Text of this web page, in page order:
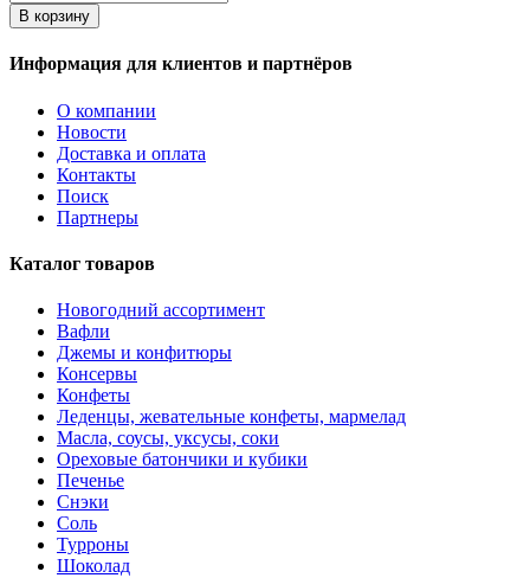
В корзину
Информация для клиентов и партнёров
О компании
Новости
Доставка и оплата
Контакты
Поиск
Партнеры
Каталог товаров
Новогодний ассортимент
Вафли
Джемы и конфитюры
Консервы
Конфеты
Леденцы, жевательные конфеты, мармелад
Масла, соусы, уксусы, соки
Ореховые батончики и кубики
Печенье
Снэки
Соль
Турроны
Шоколад